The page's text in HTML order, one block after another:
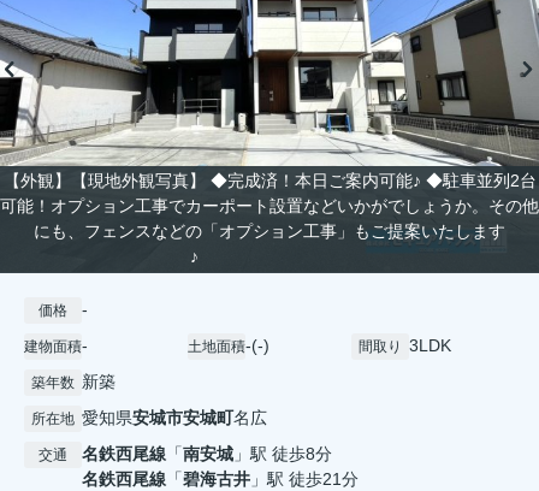
【外観】【現地外観写真】 ◆完成済！本日ご案内可能♪ ◆駐車並列2台
可能！オプション工事でカーポート設置などいかがでしょうか。その他
にも、フェンスなどの「オプション工事」もご提案いたします
♪
価格 -
建物面積- 土地面積-(-) 間取り 3LDK
築年数 新築
所在地 愛知県安城市安城町名広
交通 名鉄西尾線 「南安城 」駅 徒歩8分
名鉄西尾線 「碧海古井 」駅 徒歩21分